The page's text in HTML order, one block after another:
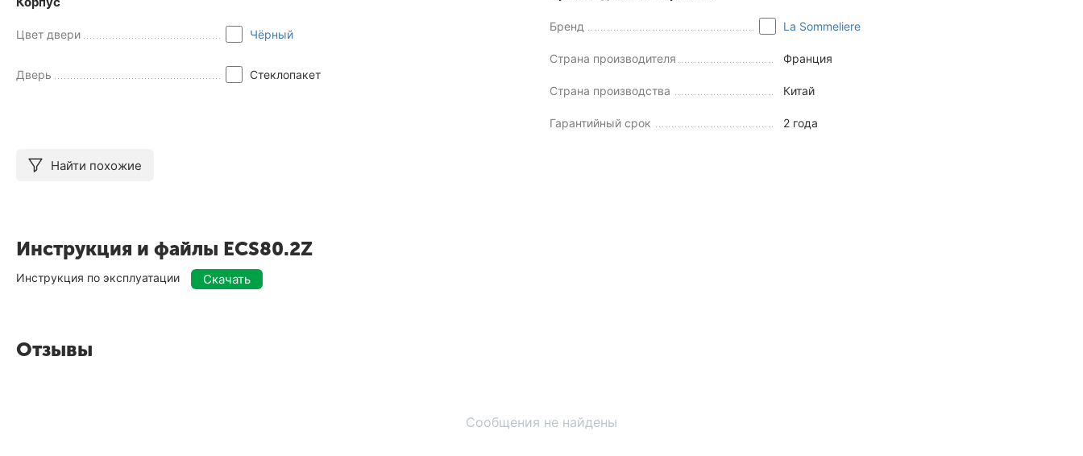
Цвет двери Чёрный
Дверь Стеклопакет
Бренд La Sommeliere
Страна производителя Франция
Страна производства Китай
Гарантийный срок 2 года
Найти похожие
Инструкция и файлы ECS80.2Z
Инструкция по эксплуатации Скачать
Отзывы
Сообщения не найдены